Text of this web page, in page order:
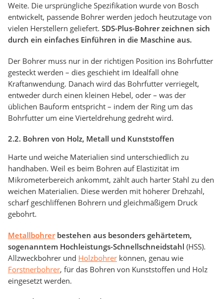
Weite. Die ursprüngliche Spezifikation wurde von Bosch
entwickelt, passende Bohrer werden jedoch heutzutage von
vielen Herstellern geliefert. SDS-Plus-Bohrer zeichnen sich
durch ein einfaches Einführen in die Maschine aus.
Der Bohrer muss nur in der richtigen Position ins Bohrfutter
gesteckt werden – dies geschieht im Idealfall ohne
Kraftanwendung. Danach wird das Bohrfutter verriegelt,
entweder durch einen kleinen Hebel, oder – was der
üblichen Bauform entspricht – indem der Ring um das
Bohrfutter um eine Vierteldrehung gedreht wird.
2.2. Bohren von Holz, Metall und Kunststoffen
Harte und weiche Materialien sind unterschiedlich zu
handhaben. Weil es beim Bohren auf Elastizität im
Mikrometerbereich ankommt, zählt auch harter Stahl zu den
weichen Materialien. Diese werden mit höherer Drehzahl,
scharf geschliffenen Bohrern und gleichmäßigem Druck
gebohrt.
Metallbohrerbestehen aus besonders gehärtetem,
sogenanntem Hochleistungs-Schnellschneidstahl (HSS).
Allzweckbohrer und Holzbohrer können, genau wie
Forstnerbohrer, für das Bohren von Kunststoffen und Holz
eingesetzt werden.